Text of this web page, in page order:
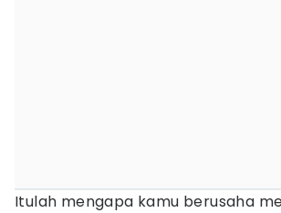
Itulah mengapa kamu berusaha